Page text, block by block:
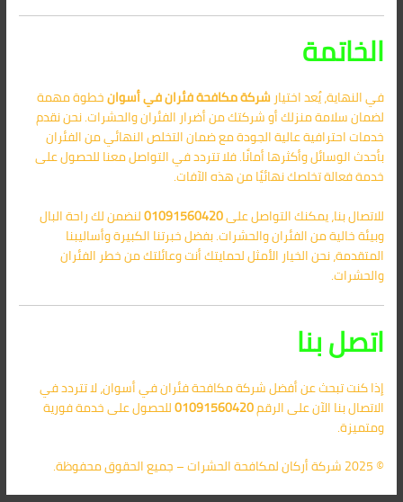
الخاتمة
في النهاية، يُعد اختيارشركة مكافحة فئران في أسوانخطوة مهمة
لضمان سلامة منزلك أو شركتك من أضرار الفئران والحشرات. نحن نقدم
خدمات احترافية عالية الجودة مع ضمان التخلص النهائي من الفئران
بأحدث الوسائل وأكثرها أمانًا. فلا تتردد في التواصل معنا للحصول على
خدمة فعالة تخلصك نهائيًا من هذه الآفات.
للاتصال بنا، يمكنك التواصل على01091560420لنضمن لك راحة البال
وبيئة خالية من الفئران والحشرات. بفضل خبرتنا الكبيرة وأساليبنا
المتقدمة، نحن الخيار الأمثل لحمايتك أنت وعائلتك من خطر الفئران
والحشرات.
اتصل بنا
إذا كنت تبحث عن أفضل شركة مكافحة فئران في أسوان، لا تتردد في
الاتصال بنا الآن على الرقم01091560420للحصول على خدمة فورية
ومتميزة.
© 2025 شركة أركان لمكافحة الحشرات – جميع الحقوق محفوظة.